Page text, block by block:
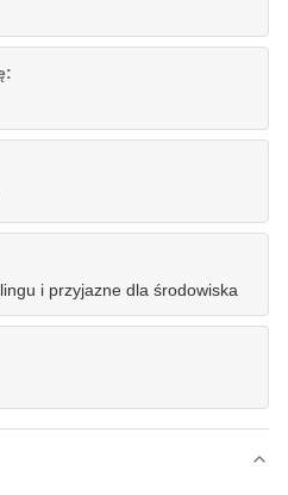
i przyjazne dla środowiska